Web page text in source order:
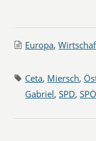
Europa,
Ceta, Miersch,
Gabriel,SPD,SPÖ